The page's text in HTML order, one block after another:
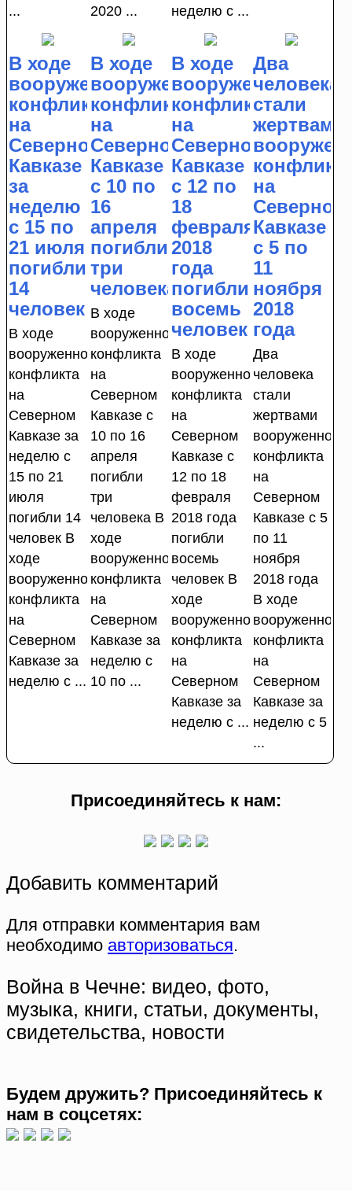
...
2020 ...
неделю с ...
В ходе
вооруженного
конфликта
на
Северном
Кавказе
за
неделю
с 15 по
21 июля
погибли
14
человек
В ходе
вооруженного
конфликта
на
Северном
Кавказе за
неделю с
15 по 21
июля
погибли 14
человек В
ходе
вооруженного
конфликта
на
Северном
Кавказе за
неделю с ...
В ходе
вооруженного
конфликта
на
Северном
Кавказе
с 10 по
16
апреля
погибли
три
человека
В ходе
вооруженного
конфликта
на
Северном
Кавказе с
10 по 16
апреля
погибли
три
человека В
ходе
вооруженного
конфликта
на
Северном
Кавказе за
неделю с
10 по ...
В ходе
вооруженного
конфликта
на
Северном
Кавказе
с 12 по
18
февраля
2018
года
погибли
восемь
человек
В ходе
вооруженного
конфликта
на
Северном
Кавказе с
12 по 18
февраля
2018 года
погибли
восемь
человек В
ходе
вооруженного
конфликта
на
Северном
Кавказе за
неделю с ...
Два
человека
стали
жертвами
на
Северном
Кавказе
с 5 по
11
ноября
2018
года
Два
человека
стали
жертвами
вооруженного
конфликта
на
Северном
Кавказе с 5
по 11
ноября
2018 года
В ходе
вооруженного
конфликта
на
Северном
Кавказе за
неделю с 5
...
Присоединяйтесь к нам:
Добавить комментарий
Для отправки комментария вам
необходимо авторизоваться.
Война в Чечне: видео, фото,
музыка, книги, статьи, документы,
свидетельства, новости
Будем дружить? Присоединяйтесь к
нам в соцсетях: